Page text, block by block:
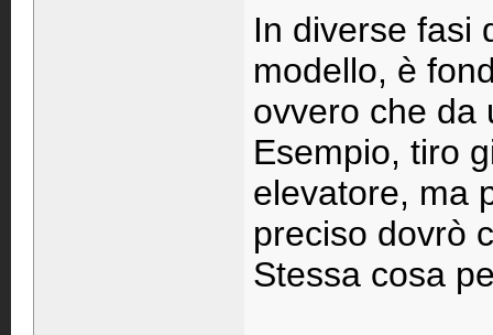
In diverse fasi
modello, è
ovvero che da
Esempio, tiro
elevatore, ma
preciso dovrò
Stessa cosa